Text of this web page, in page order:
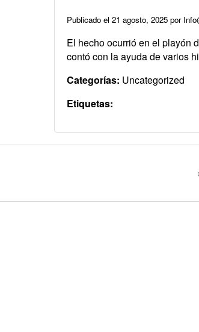
Publicado el 21 agosto, 2025 por
El hecho ocurrió en el playón
contó con la ayuda de varios
Categorías: Uncategorized
Etiquetas: